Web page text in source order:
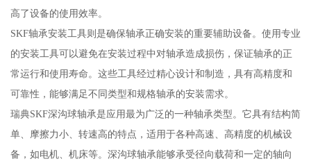
高了设备的使用效率。
SKF轴承安装工具则是确保轴承正确安装的重要辅助设备。使用专业
的安装工具可以避免在安装过程中对轴承造成损伤，保证轴承的正
常运行和使用寿命。这些工具经过精心设计和制造，具有高精度和
可靠性，能够满足不同类型和规格轴承的安装需求。
瑞典SKF深沟球轴承是应用最为广泛的一种轴承类型。它具有结构简
单、摩擦力小、转速高的特点，适用于各种高速、高精度的机械设
备，如电机、机床等。深沟球轴承能够承受径向载荷和一定的轴向